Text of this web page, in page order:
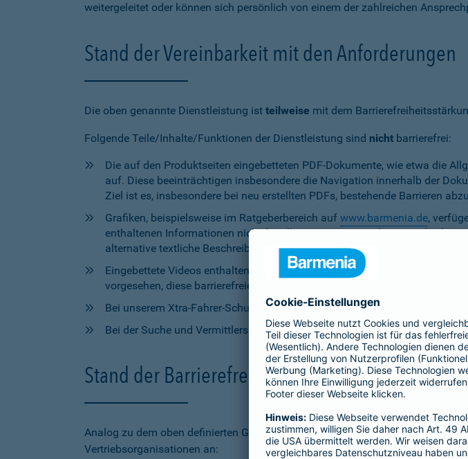
weitergeleitet oder können sich persönlich von einem der zahlreichen
Stand der Vereinbarkeit mit den Anforderungen
Die oben genannte Dienstleistung ist teilweise mit dem
Folgende Teile/Inhalte/Funktionen der Dienstleistung sind nicht barrierefrei:
Die auf den Produktseiten eingebetteten PDF-Dokumente, wie etwa die
auf. Diese beeinträchtigen insbesondere die Navigation innerhalb der
Ziel ist es, insbesondere bei neu erstellten PDFs, bestehende Barrieren
Grafiken, beispielsweise im Ratgeberbereich auf www.barmenia.de,
enthaltenen Informationen nicht für alle Nutzerinnen und Nutzer
alternative textliche Beschreibungen zur Verfügung zu stellen.
Eingebettete Videos enthalten aktuell weder Untertitel noch
vorgesehen, diese barrierefreien Elemente bereitzustellen.
Bei unserem Xtra-Fahrer-Schutz kann die Anpassung der zu
Bei der Suche und Vermittlersuche auf barmenia.de ist das
Stand der Barrierefreiheit auf den Vermittler-
Analog zu dem oben definierten Geltungsbereich streben wir die Umsetzung
Vertriebsorganisationen an: